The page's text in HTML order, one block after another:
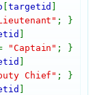
[targetid
; }
"Captain" ; }
Chief" ; }